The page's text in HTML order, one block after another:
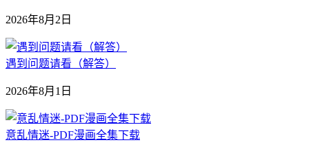
2026年8月2日
遇到问题请看（解答）
2026年8月1日
意乱情迷-PDF漫画全集下载